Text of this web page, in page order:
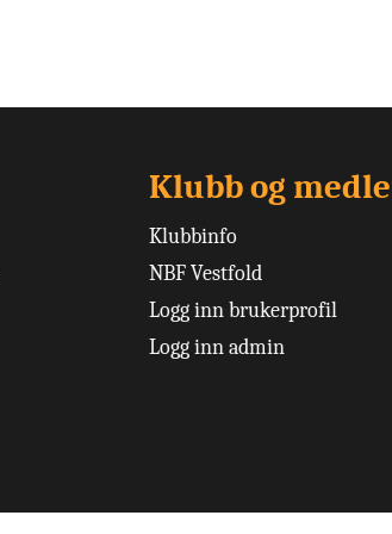
Klubb og
Klubbinfo
NBF Vestfold
Logg inn brukerprofil
Logg inn admin